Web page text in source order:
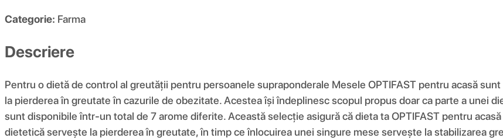
Categorie: Farma
Descriere
Pentru o dietă de control al greutății pentru persoanele supraponderale Mesele OPTIFAST pentru acasă
la pierderea în greutate în cazurile de obezitate. Acestea își îndeplinesc scopul propus doar ca parte a unei
sunt disponibile într-un total de 7 arome diferite. Această selecție asigură că dieta ta OPTIFAST pentru
dietetică servește la pierderea în greutate, în timp ce înlocuirea unei singure mese servește la stabilizarea